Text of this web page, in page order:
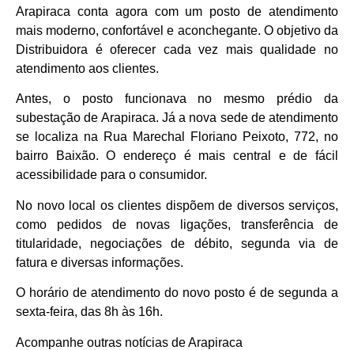
Arapiraca conta agora com um posto de atendimento
mais moderno, confortável e aconchegante. O objetivo da
Distribuidora é oferecer cada vez mais qualidade no
atendimento aos clientes.
Antes, o posto funcionava no mesmo prédio da
subestação de Arapiraca. Já a nova sede de atendimento
se localiza na Rua Marechal Floriano Peixoto, 772, no
bairro Baixão. O endereço é mais central e de fácil
acessibilidade para o consumidor.
No novo local os clientes dispõem de diversos serviços,
como pedidos de novas ligações, transferência de
titularidade, negociações de débito, segunda via de
fatura e diversas informações.
O horário de atendimento do novo posto é de segunda a
sexta-feira, das 8h às 16h.
Acompanhe outras notícias de Arapiraca